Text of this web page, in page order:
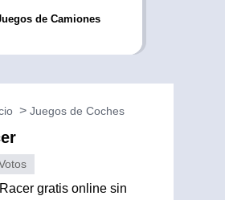
de Camiones
Juegos de Coches
gratis online sin